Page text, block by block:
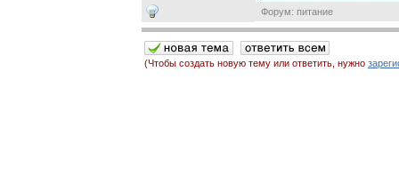
Форум: питание
(Чтобы создать новую тему или ответить, нужно